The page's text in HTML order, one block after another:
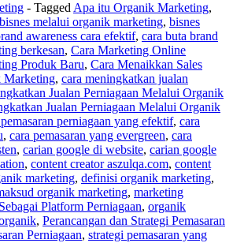
- Tagged Apa itu Organik Marketing,
melalui organik marketing, bisnes
awareness cara efektif, cara buta brand
berkesan, Cara Marketing Online
Produk Baru, Cara Menaikkan Sales
Marketing, cara meningkatkan jualan
Jualan Perniagaan Melalui Organik
Jualan Perniagaan Melalui Organik
perniagaan yang efektif, cara
, cara pemasaran yang evergreen, cara
, carian google di website, carian google
, content creator aszulqa.com, content
marketing, definisi organik marketing,
organik marketing, marketing
Platform Perniagaan, organik
, Perancangan dan Strategi Pemasaran
Perniagaan, strategi pemasaran yang